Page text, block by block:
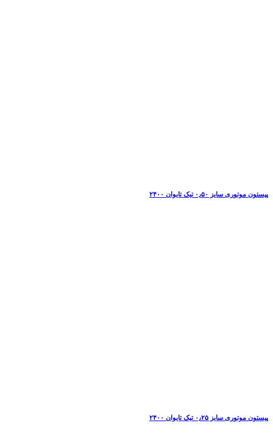
پیستون موتوری سایز ۰٫۵۰ تیک تایوان ۲۴۰۰
پیستون موتوری سایز ۰٫۲۵ تیک تایوان ۲۴۰۰